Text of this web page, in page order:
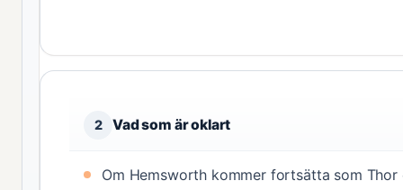
2 Vad som är oklart
Om Hemsworth kommer fortsätta som